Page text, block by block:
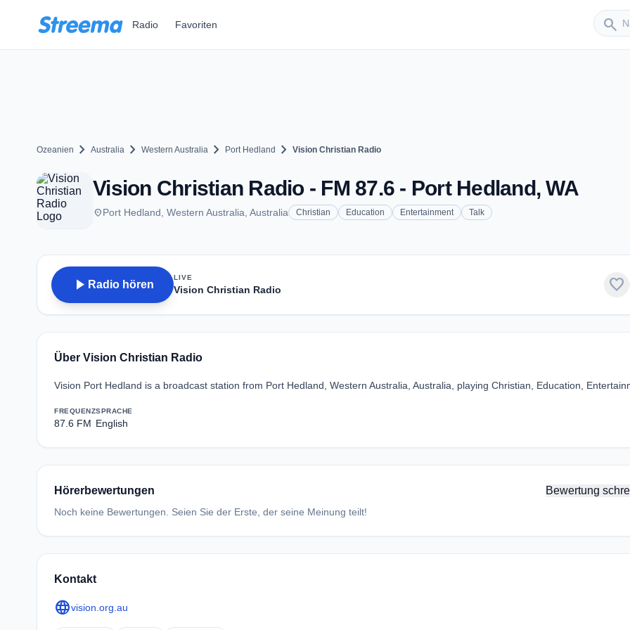
Radio Favoriten search
Sender
Ozeanien chevron_right Australia chevron_right Western Australia chevron_right Port Hedland chevron_right Vision Christian Radio
Vision Christian Radio - FM 87.6 - Port Hedland, WA
placePort Hedland, Western Australia, Australia Christian Education Entertainment Talk
play_arrow Radio hören
LIVE
Vision Christian Radio favorite
Über Vision Christian Radio
Vision Port Hedland is a broadcast station from Port Hedland, Western Australia, Australia, playing Christian, Education,
FREQUENZ
87.6 FM
SPRACHE
English
Hörerbewertungen Bewertung
Noch keine Bewertungen. Seien Sie der Erste, der seine Meinung teilt!
Kontakt
languagevision.org.au